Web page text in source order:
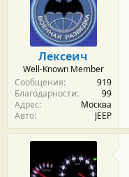
Лексеич
Well-Known Member
Сообщения
919
Благодарности
99
Адрес
Москва
Авто
JEEP